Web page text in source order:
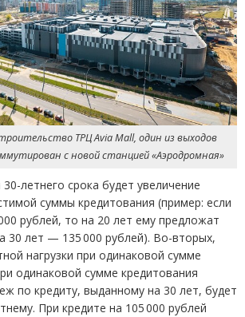
ТРЦ Avia Mall, один из выходов
с новой станцией«Аэродромная»
летнего срока будет увеличение
суммы кредитования (пример: если
рублей, то на 20 лет ему предложат
30 лет — 135 000 рублей). Во-вторых,
нагрузки при одинаковой сумме
одинаковой сумме кредитования
по кредиту, выданному на 30 лет, будет
При кредите на 105 000 рублей